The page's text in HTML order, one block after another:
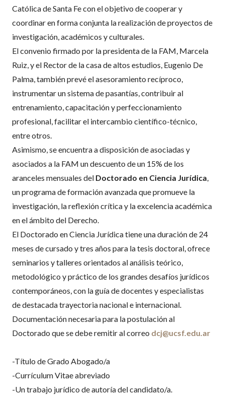
Católica de Santa Fe con el objetivo de cooperar y
coordinar en forma conjunta la realización de proyectos de
investigación, académicos y culturales.
El convenio firmado por la presidenta de la FAM, Marcela
Ruiz, y el Rector de la casa de altos estudios, Eugenio De
Palma, también prevé el asesoramiento recíproco,
instrumentar un sistema de pasantías, contribuir al
entrenamiento, capacitación y perfeccionamiento
profesional, facilitar el intercambio científico-técnico,
entre otros.
Asimismo, se encuentra a disposición de asociadas y
asociados a la FAM un descuento de un 15% de los
aranceles mensuales del Doctorado en Ciencia Jurídica,
un programa de formación avanzada que promueve la
investigación, la reflexión crítica y la excelencia académica
en el ámbito del Derecho.
El Doctorado en Ciencia Jurídica tiene una duración de 24
meses de cursado y tres años para la tesis doctoral, ofrece
seminarios y talleres orientados al análisis teórico,
metodológico y práctico de los grandes desafíos jurídicos
contemporáneos, con la guía de docentes y especialistas
de destacada trayectoria nacional e internacional.
Documentación necesaria para la postulación al
Doctorado que se debe remitir al correo dcj@ucsf.edu.ar
-Título de Grado Abogado/a
-Currículum Vitae abreviado
-Un trabajo jurídico de autoría del candidato/a.